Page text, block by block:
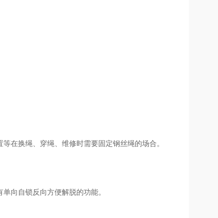
在换绳、穿绳、维修时需要固定钢丝绳的场合。
向自锁反向方便解脱的功能。